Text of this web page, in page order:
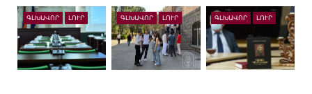
ԳԼԽԱՎՈՐ ԼՈՒՐ ԳԼԽԱՎՈՐ ԼՈՒՐ ԳԼԽԱՎՈՐ ԼՈՒՐ